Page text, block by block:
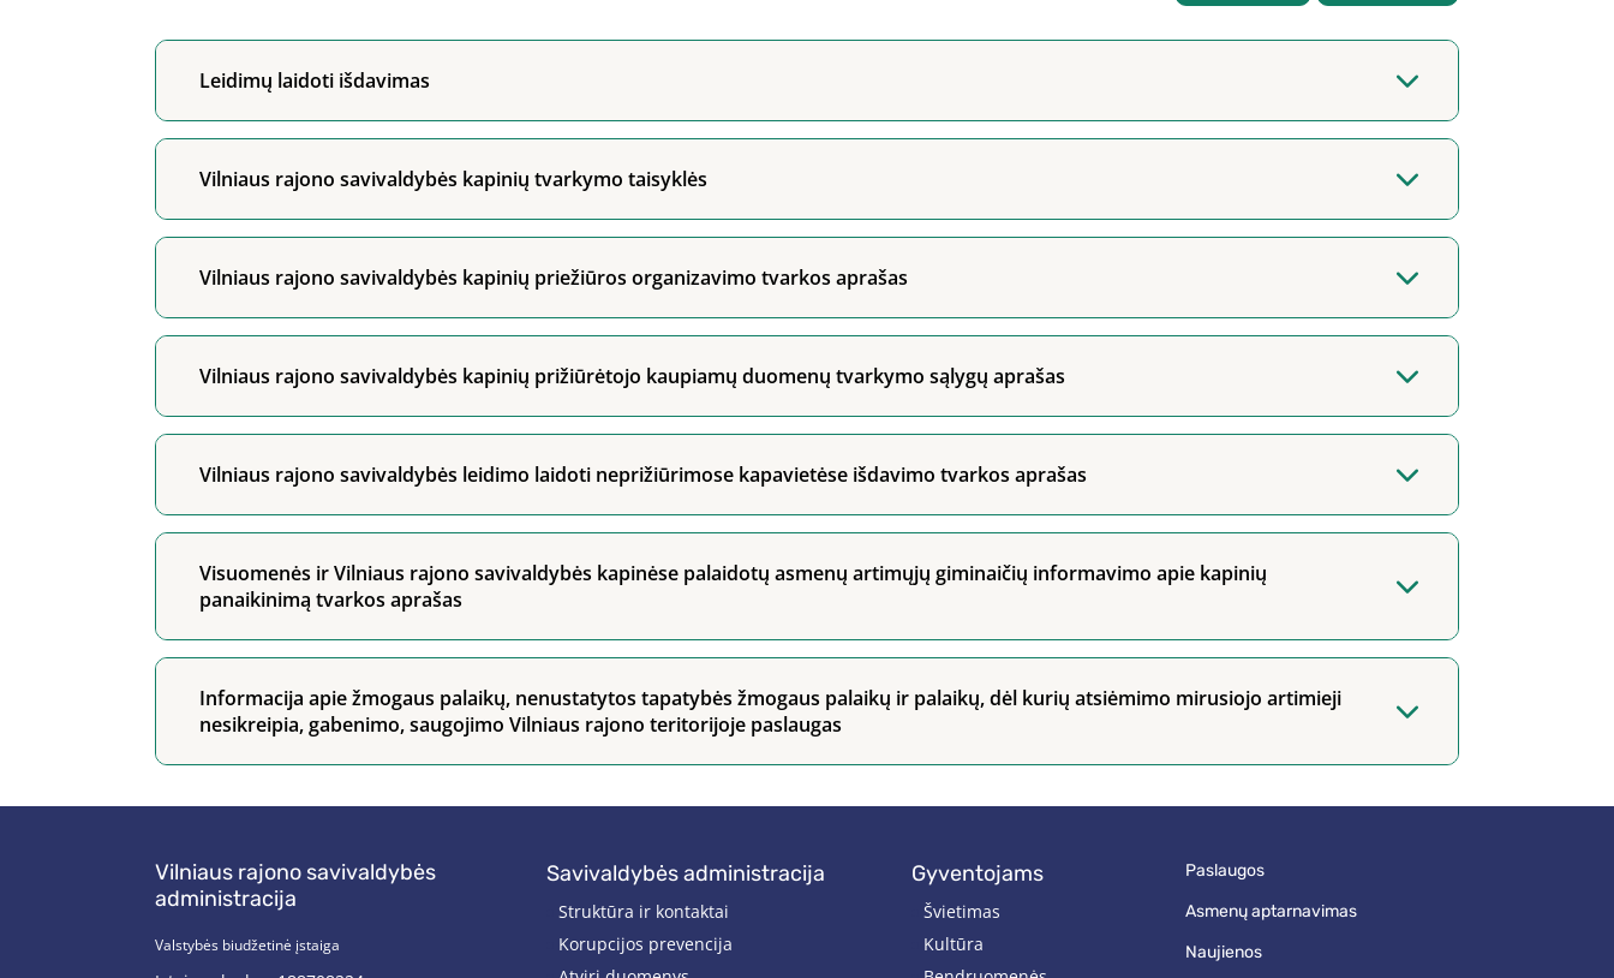
Leidimų laidoti išdavimas
Vilniaus rajono savivaldybės kapinių tvarkymo taisyklės
Vilniaus rajono savivaldybės kapinių priežiūros organizavimo tvarkos aprašas
Vilniaus rajono savivaldybės kapinių prižiūrėtojo kaupiamų duomenų tvarkymo sąlygų aprašas
Vilniaus rajono savivaldybės leidimo laidoti neprižiūrimose kapavietėse išdavimo tvarkos aprašas
Visuomenės ir Vilniaus rajono savivaldybės kapinėse palaidotų asmenų artimųjų giminaičių informavimo apie kapinių
panaikinimą tvarkos aprašas
Informacija apie žmogaus palaikų, nenustatytos tapatybės žmogaus palaikų ir palaikų, dėl kurių atsiėmimo mirusiojo artimieji
nesikreipia, gabenimo, saugojimo Vilniaus rajono teritorijoje paslaugas
Vilniaus rajono savivaldybės
administracija
Valstybės biudžetinė įstaiga
savivaldybės administracija
Struktūra ir kontaktai
Korupcijos prevencija
gyventojams
Švietimas
Kultūra
paslaugos
asmenų aptarnavimas
naujienos